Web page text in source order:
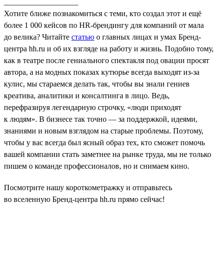
Хотите ближе познакомиться с теми, кто создал этот и ещё
более 1 000 кейсов по HR-брендингу для компаний от мала
до велика? Читайте статью о главных лицах и умах Бренд-
центра hh.ru и об их взгляде на работу и жизнь. Подобно тому,
как в театре после гениального спектакля под овации просят
автора, а на модных показах кутюрье всегда выходят из-за
кулис, мы стараемся делать так, чтобы вы знали гениев
креатива, аналитики и консалтинга в лицо. Ведь,
перефразируя легендарную строчку, «люди приходят
к людям». В бизнесе так точно — за поддержкой, идеями,
знаниями и новым взглядом на старые проблемы. Поэтому,
чтобы у вас всегда был ясный образ тех, кто сможет помочь
вашей компании стать заметнее на рынке труда, мы не только
пишем о команде профессионалов, но и снимаем кино.
Посмотрите нашу короткометражку и отправьтесь
во вселенную Бренд-центра hh.ru прямо сейчас!